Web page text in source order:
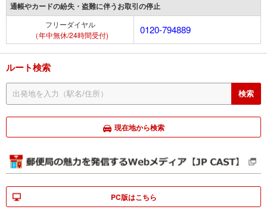
通帳やカードの紛失・盗難に伴うお取引の停止
フリーダイヤル
（年中無休/24時間受付)
0120-794889
ルート検索
現在地から検索
PC版はこちら